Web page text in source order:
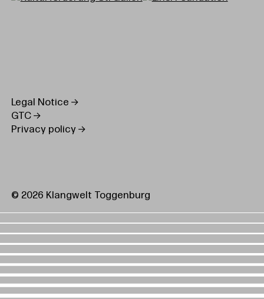
Legal Notice
GTC
Privacy policy
© 2026 Klangwelt Toggenburg